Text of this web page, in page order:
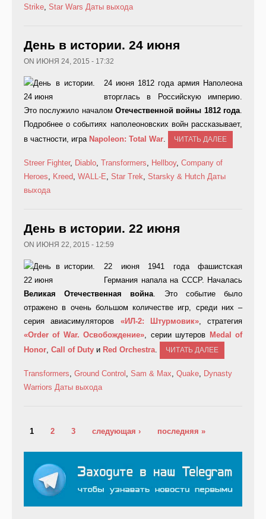
Strike, Star Wars Даты выхода
День в истории. 24 июня
ON ИЮНЯ 24, 2015 - 17:32
24 июня 1812 года армия Наполеона
вторглась в Российскую империю.
Это послужило началом Отечественной войны 1812 года.
Подробнее о событиях наполеоновских войн рассказывает,
в частности, игра Napoleon: Total War. ЧИТАТЬ ДАЛЕЕ
Streer Fighter, Diablo, Transformers, Hellboy, Company of
Heroes, Kreed, WALL-E, Star Trek, Starsky & Hutch Даты
выхода
День в истории. 22 июня
ON ИЮНЯ 22, 2015 - 12:59
22 июня 1941 года фашистская
Германия напала на СССР. Началась
Великая Отечественная война. Это событие было
отражено в очень большом количестве игр, среди них –
серия авиасимуляторов «ИЛ-2: Штурмовик», стратегия
«Orderof War. Освобождение», серии шутеров Medal of
Honor, Call of Duty и Red Orchestra. ЧИТАТЬ ДАЛЕЕ
Transformers, Ground Control , Sam & Max, Quake, Dynasty
Warriors Даты выхода
Страницы
1 2 3 следующая › последняя »